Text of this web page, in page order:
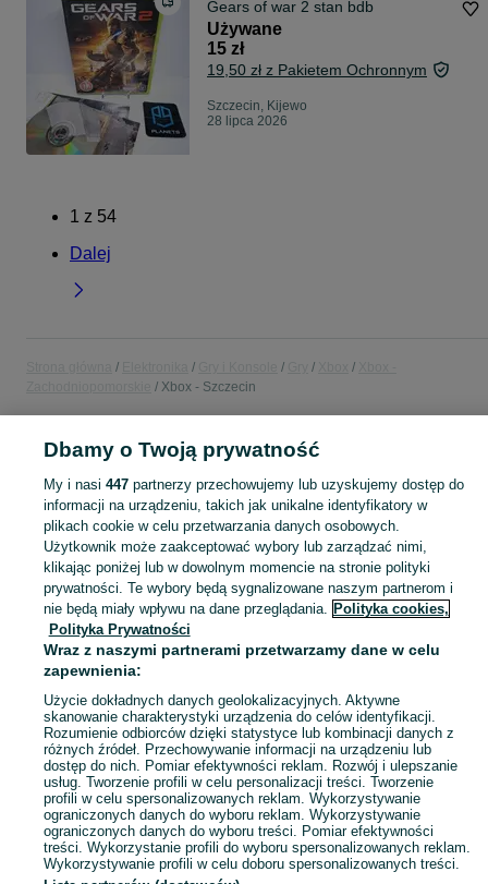
Gears of war 2 stan bdb
Używane
15 zł
19,50 zł z Pakietem Ochronnym
Szczecin, Kijewo
28 lipca 2026
1 z 54
Dalej
Xbox - Szczecin
POLSKA » ZACHODNIOPOMORSKIE » SZCZECIN
KATEGORIA
Zobacz
Mapa kategorii
Mapa miejscowości
Mapa ministron
Popularne wyszukiwania
Dbamy o Twoją prywatność
My i nasi 447partnerzy przechowujemy lub uzyskujemy dostęp do
informacji na urządzeniu, takich jak unikalne identyfikatory w
plikach cookie w celu przetwarzania danych osobowych.
Użytkownik może zaakceptować wybory lub zarządzać nimi,
klikając poniżej lub w dowolnym momencie na stronie polityki
prywatności. Te wybory będą sygnalizowane naszym partnerom i
nie będą miały wpływu na dane przeglądania. Polityka cookies,
Polityka Prywatności
Wraz z naszymi partnerami przetwarzamy dane w celu
zapewnienia:
Użycie dokładnych danych geolokalizacyjnych. Aktywne
skanowanie charakterystyki urządzenia do celów identyfikacji.
Rozumienie odbiorców dzięki statystyce lub kombinacji danych z
różnych źródeł. Przechowywanie informacji na urządzeniu lub
dostęp do nich. Pomiar efektywności reklam. Rozwój i ulepszanie
usług. Tworzenie profili w celu personalizacji treści. Tworzenie
profili w celu spersonalizowanych reklam. Wykorzystywanie
ograniczonych danych do wyboru reklam. Wykorzystywanie
ograniczonych danych do wyboru treści. Pomiar efektywności
treści. Wykorzystanie profili do wyboru spersonalizowanych reklam.
Wykorzystywanie profili w celu doboru spersonalizowanych treści.